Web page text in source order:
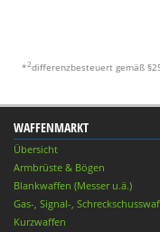
*2differenzbesteuert gemäß
WAFFENMARKT
Übersicht
Armbrüste & Bögen
Blankwaffen (Messer u.ä.)
Gas-, Signal-,
Kurzwaffen